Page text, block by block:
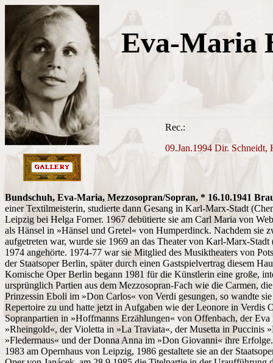
Eva-Maria
Rec.:
09.Jan.1994 Dir.
Bundschuh, Eva-Maria, Mezzosopran/Sopran, * 16.10.1941
einer Textilmeisterin, studierte dann Gesang in Karl-Marx-Stadt
Leipzig bei Helga Forner. 1967 debütierte sie am Carl Maria von
als Hänsel in »Hänsel und Gretel« von Humperdinck. Nachdem sie
aufgetreten war, wurde sie 1969 an das Theater von Karl-Marx-
1974 angehörte. 1974-77 war sie Mitglied des Musiktheaters von
der Staatsoper Berlin, später durch einen Gastspielvertrag diesem
Komische Oper Berlin begann 1981 für die Künstlerin eine große,
ursprünglich Partien aus dem Mezzosopran-Fach wie die Carmen,
Prinzessin Eboli im »Don Carlos« von Verdi gesungen, so wandte
Repertoire zu und hatte jetzt in Aufgaben wie der Leonore in Verdis
Sopranpartien in »Hoffmanns Erzählungen« von Offenbach, der
»Rheingold«, der Violetta in »La Traviata«, der Musetta in Puccinis
»Fledermaus« und der Donna Anna im »Don Giovanni« ihre
1983 am Opernhaus von Leipzig, 1986 gestaltete sie an der